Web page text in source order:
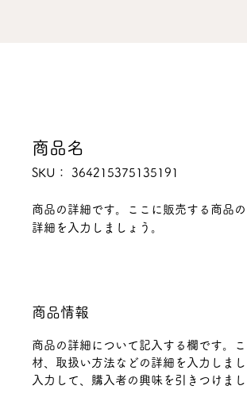
商品名
SKU： 364215375135191
商品の詳細です。ここに販売する商品
詳細を入力しましょう。
商品情報
商品の詳細について記入する欄です。
材、取扱い方法などの詳細を入力しま
入力して、購入者の興味を引きつけまし